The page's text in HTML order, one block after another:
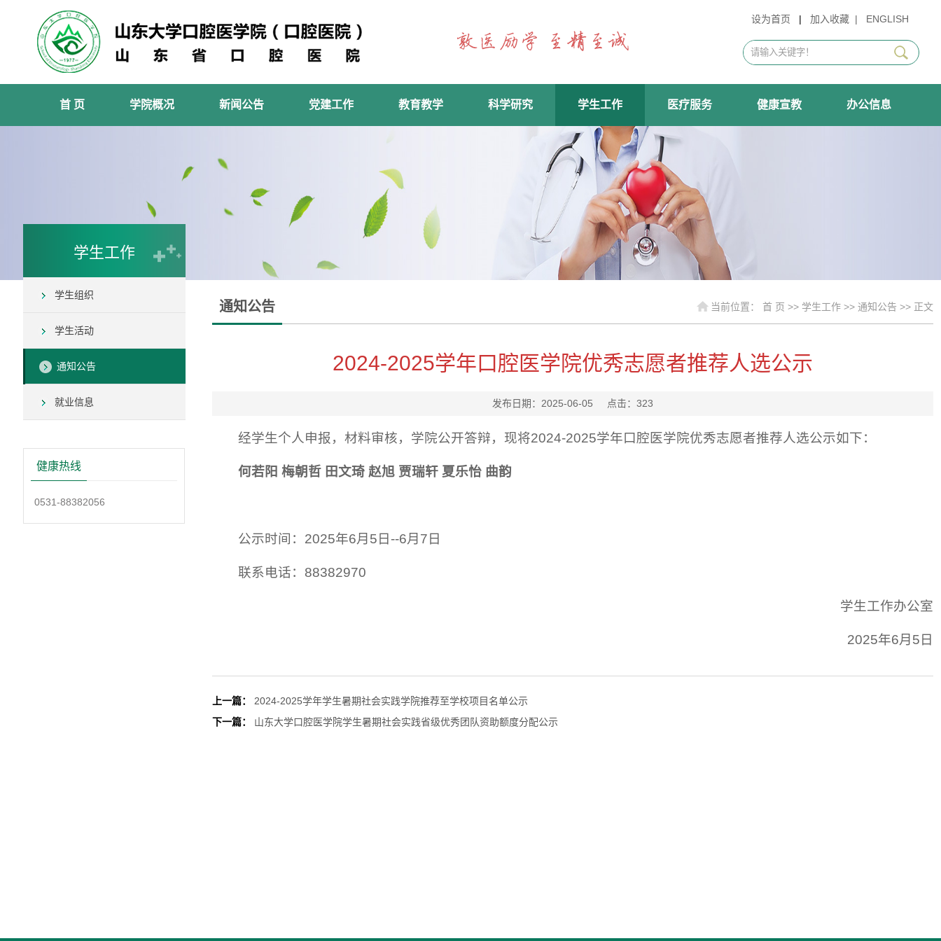
设为首页 | 加入收藏 | ENGLISH
首 页 学院概况 新闻公告 党建工作 教育教学 科学研究 学生工作 医疗服务 健康宣教 办公信息
学生工作
学生组织
学生活动
通知公告
就业信息
健康热线
0531-88382056
通知公告 当前位置： 首 页 >> 学生工作 >> 通知公告 >> 正文
2024-2025学年口腔医学院优秀志愿者推荐人选公示
发布日期：2025-06-05 点击： 323
经学生个人申报，材料审核，学院公开答辩，现将2024-2025学年口腔医学院优秀志愿者推荐人选公示如下：
何若阳 梅朝哲 田文琦 赵旭 贾瑞轩 夏乐怡 曲韵
公示时间：2025年6月5日--6月7日
联系电话：88382970
学生工作办公室
2025年6月5日
上一篇：
2024-2025学年学生暑期社会实践学院推荐至学校项目名单公示
下一篇：
山东大学口腔医学院学生暑期社会实践省级优秀团队资助额度分配公示